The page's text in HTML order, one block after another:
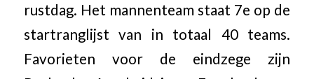
rustdag. Het mannenteam staat 7e op de
startranglijst van in totaal 40 teams.
Favorieten voor de eindzege zijn